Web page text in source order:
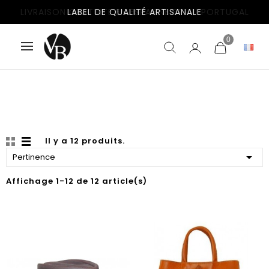
LIVRAISON GRATUITE EN ESPAGNE ET AU PORTUGAL
0
Il y a 12 produits.
Pertinence

Affichage 1-12 de 12 article(s)